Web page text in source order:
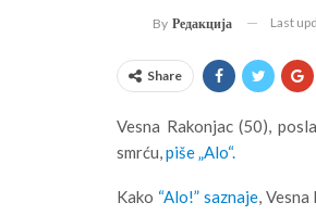
By Редакција Last
Share
Vesna Rakonjac (50),
smrću,piše „Alo“.
Kako “Alo!” saznaje,